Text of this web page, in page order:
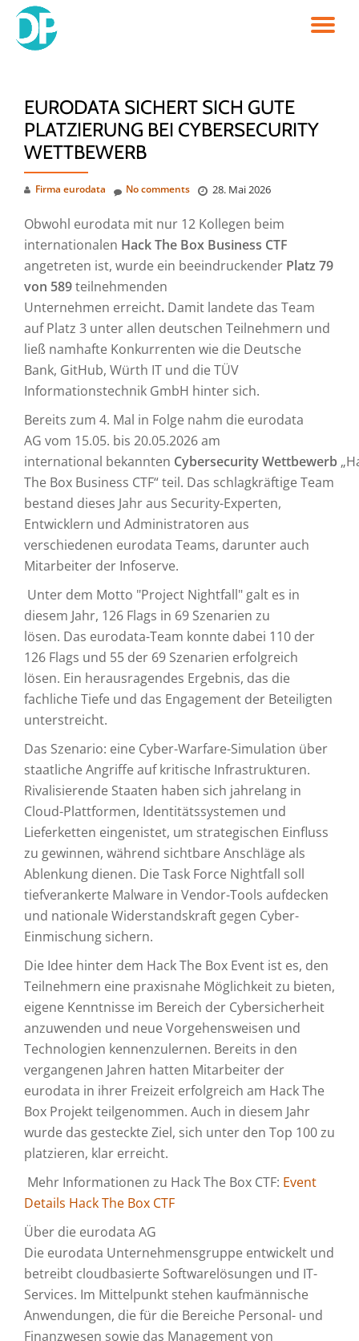
Skip
EURODATA SICHERT SICH GUTE
PLATZIERUNG BEI CYBERSECURITY
WETTBEWERB
Firma eurodata 28. Mai 2026
No comments
Obwohl eurodata mit nur 12 Kollegen beim
internationalen Hack The Box Business CTF
angetreten ist, wurde ein beeindruckender Platz 79
von 589teilnehmenden
Unternehmen erreicht. Damit landete das Team
auf Platz 3 unter allen deutschen Teilnehmern und
ließ namhafte Konkurrenten wie die Deutsche
Bank, GitHub, Würth IT und die TÜV
Informationstechnik GmbH hinter sich.
Bereits zum 4. Mal in Folge nahm die eurodata
AG vom 15.05. bis 20.05.2026 am
international bekannten Cybersecurity Wettbewerb
The Box Business CTF“ teil. Das schlagkräftige Team
bestand dieses Jahr aus Security-Experten,
Entwicklern und Administratoren aus
verschiedenen eurodata Teams, darunter auch
Mitarbeiter der Infoserve.
Unter dem Motto "Project Nightfall" galt es in
diesem Jahr, 126 Flags in 69 Szenarien zu
lösen. Das eurodata-Team konnte dabei 110 der
126 Flags und 55 der 69 Szenarien erfolgreich
lösen. Ein herausragendes Ergebnis, das die
fachliche Tiefe und das Engagement der Beteiligten
unterstreicht.
Das Szenario: eine Cyber-Warfare-Simulation über
staatliche Angriffe auf kritische Infrastrukturen.
Rivalisierende Staaten haben sich jahrelang in
Cloud-Plattformen, Identitätssystemen und
Lieferketten eingenistet, um strategischen Einfluss
zu gewinnen, während sichtbare Anschläge als
Ablenkung dienen. Die Task Force Nightfall soll
tiefverankerte Malware in Vendor-Tools aufdecken
und nationale Widerstandskraft gegen Cyber-
Einmischung sichern.
Die Idee hinter dem Hack The Box Event ist es, den
Teilnehmern eine praxisnahe Möglichkeit zu bieten,
eigene Kenntnisse im Bereich der Cybersicherheit
anzuwenden und neue Vorgehensweisen und
Technologien kennenzulernen. Bereits in den
vergangenen Jahren hatten Mitarbeiter der
eurodata in ihrer Freizeit erfolgreich am Hack The
Box Projekt teilgenommen. Auch in diesem Jahr
wurde das gesteckte Ziel, sich unter den Top 100 zu
platzieren, klar erreicht.
Mehr Informationen zu Hack The Box CTF: Event
Details Hack The Box CTF
Über die eurodata AG
Die eurodata Unternehmensgruppe entwickelt und
betreibt cloudbasierte Softwarelösungen und IT-
Services. Im Mittelpunkt stehen kaufmännische
Anwendungen, die für die Bereiche Personal- und
Finanzwesen sowie das Management von